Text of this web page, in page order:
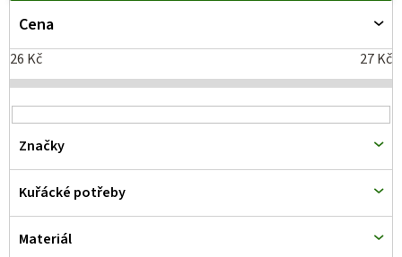
Cena
26 Kč 27Kč
Značky
Kuřácké potřeby
Materiál
p
i
s
p
r
o
d
u
k